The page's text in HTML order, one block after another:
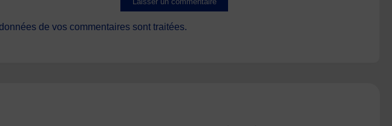
de vos commentaires sont traitées.